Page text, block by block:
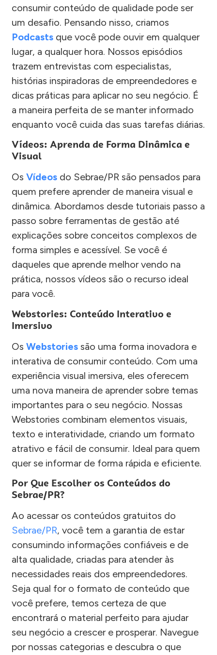
consumir conteúdo de qualidade pode ser
um desafio. Pensando nisso, criamos
Podcasts que você pode ouvir em qualquer
lugar, a qualquer hora. Nossos episódios
trazem entrevistas com especialistas,
histórias inspiradoras de empreendedores e
dicas práticas para aplicar no seu negócio. É
a maneira perfeita de se manter informado
enquanto você cuida das suas tarefas diárias.
Vídeos: Aprenda de Forma Dinâmica e
Visual
Os Vídeos do Sebrae/PR são pensados para
quem prefere aprender de maneira visual e
dinâmica. Abordamos desde tutoriais passo a
passo sobre ferramentas de gestão até
explicações sobre conceitos complexos de
forma simples e acessível. Se você é
daqueles que aprende melhor vendo na
prática, nossos vídeos são o recurso ideal
para você.
Webstories: Conteúdo Interativo e
Imersivo
Os Webstories são uma forma inovadora e
interativa de consumir conteúdo. Com uma
experiência visual imersiva, eles oferecem
uma nova maneira de aprender sobre temas
importantes para o seu negócio. Nossas
Webstories combinam elementos visuais,
texto e interatividade, criando um formato
atrativo e fácil de consumir. Ideal para quem
quer se informar de forma rápida e eficiente.
Por Que Escolher os Conteúdos do
Sebrae/PR?
Ao acessar os conteúdos gratuitos do
Sebrae/PR, você tem a garantia de estar
consumindo informações confiáveis e de
alta qualidade, criadas para atender às
necessidades reais dos empreendedores.
Seja qual for o formato de conteúdo que
você prefere, temos certeza de que
encontrará o material perfeito para ajudar
seu negócio a crescer e prosperar. Navegue
por nossas categorias e descubra o que